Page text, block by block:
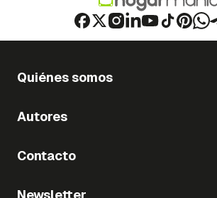
Quiénes somos
Autores
Contacto
Newsletter